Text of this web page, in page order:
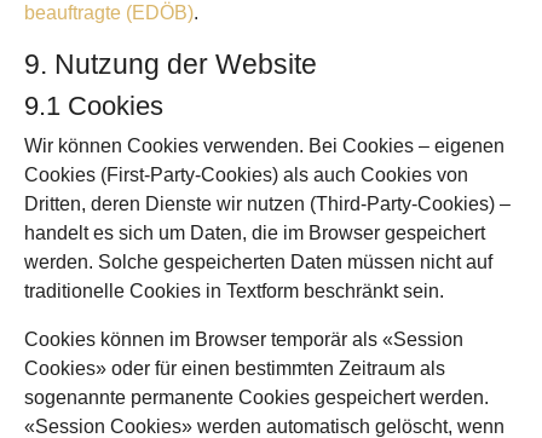
beauftragte (EDÖB).
9. Nutzung der Website
9.1 Cookies
Wir können Cookies verwenden. Bei Cookies – eigenen
Cookies (First-Party-Cookies) als auch Cookies von
Dritten, deren Dienste wir nutzen (Third-Party-Cookies) –
handelt es sich um Daten, die im Browser gespeichert
werden. Solche gespeicherten Daten müssen nicht auf
traditionelle Cookies in Textform beschränkt sein.
Cookies können im Browser temporär als «Session
Cookies» oder für einen bestimmten Zeitraum als
sogenannte permanente Cookies gespeichert werden.
«Session Cookies» werden automatisch gelöscht, wenn